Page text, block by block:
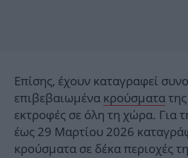
Επίσης, έχουν καταγραφεί
επιβεβαιωμένα κρούσματα
εκτροφές σε όλη τη χώρα. Για
έως 29 Μαρτίου 2026
κρούσματα σε δέκα περιοχές